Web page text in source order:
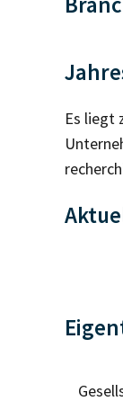
Es liegt